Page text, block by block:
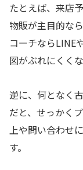
たとえば、来店
物販が主目的な
コーチならLINE
図がぶれにくくな
逆に、何となく
だと、せっかく
上や問い合わせ
す。